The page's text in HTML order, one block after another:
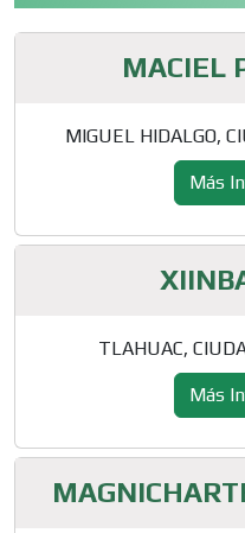
MACIEL
MIGUEL HIDALGO,
Más
TLAHUAC,
Más